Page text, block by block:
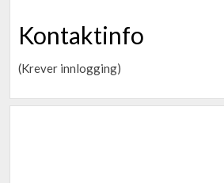
Kontaktinfo
(Krever innlogging)